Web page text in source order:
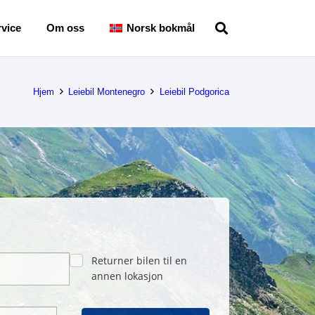
Om oss Norsk bokmål
Hjem Leiebil Montenegro Leiebil Podgorica
Returner bilen til en
annen lokasjon